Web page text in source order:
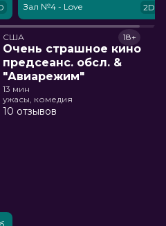
Зал №4 - Love
2D
США
Очень страшное кино
предсеанс. обсл. &
"Авиарежим"
18+
13 мин
ужасы, комедия
10 отзывов